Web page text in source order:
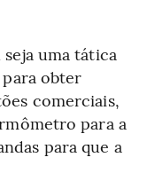
uma tática
para obter
comerciais,
para a
para que a